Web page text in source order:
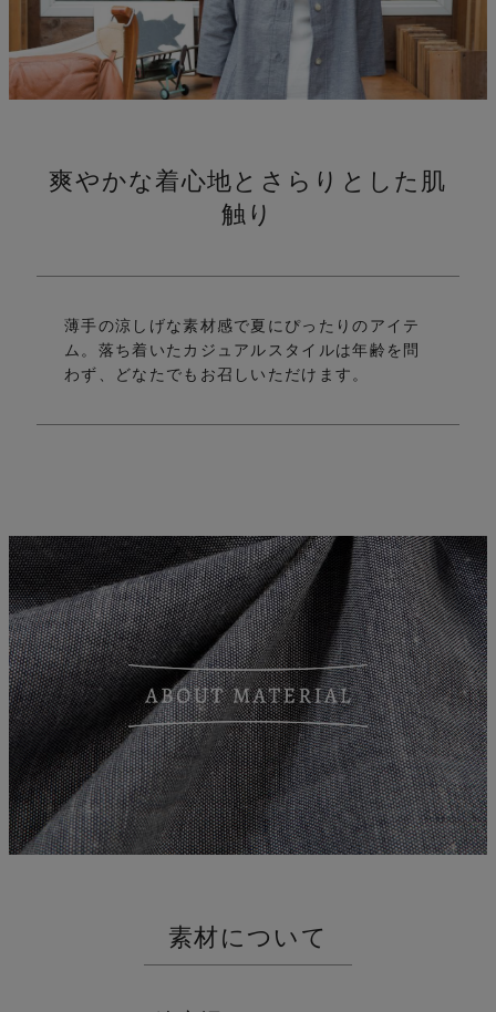
伸
縮
爽やかな着心地とさらりとした肌
触り
薄手の涼しげな素材感で夏にぴったりのアイテ
ム。 落ち着いたカジュアルスタイルは年齢を問
わず、どなたでもお召しいただけます。
素材について